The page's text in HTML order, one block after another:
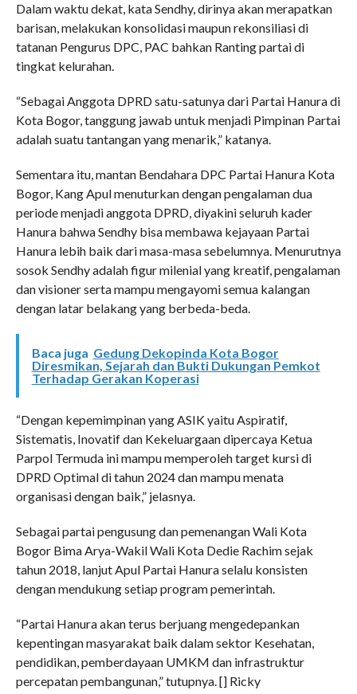
Dalam waktu dekat, kata Sendhy, dirinya akan merapatkan
barisan, melakukan konsolidasi maupun rekonsiliasi di
tatanan Pengurus DPC, PAC bahkan Ranting partai di
tingkat kelurahan.
“Sebagai Anggota DPRD satu-satunya dari Partai Hanura di
Kota Bogor, tanggung jawab untuk menjadi Pimpinan Partai
adalah suatu tantangan yang menarik,” katanya.
Sementara itu, mantan Bendahara DPC Partai Hanura Kota
Bogor, Kang Apul menuturkan dengan pengalaman dua
periode menjadi anggota DPRD, diyakini seluruh kader
Hanura bahwa Sendhy bisa membawa kejayaan Partai
Hanura lebih baik dari masa-masa sebelumnya. Menurutnya
sosok Sendhy adalah figur milenial yang kreatif, pengalaman
dan visioner serta mampu mengayomi semua kalangan
dengan latar belakang yang berbeda-beda.
Baca juga Gedung Dekopinda Kota Bogor
Diresmikan, Sejarah dan Bukti Dukungan Pemkot
Terhadap Gerakan Koperasi
“Dengan kepemimpinan yang ASIK yaitu Aspiratif,
Sistematis, Inovatif dan Kekeluargaan dipercaya Ketua
Parpol Termuda ini mampu memperoleh target kursi di
DPRD Optimal di tahun 2024 dan mampu menata
organisasi dengan baik,” jelasnya.
Sebagai partai pengusung dan pemenangan Wali Kota
Bogor Bima Arya-Wakil Wali Kota Dedie Rachim sejak
tahun 2018, lanjut Apul Partai Hanura selalu konsisten
dengan mendukung setiap program pemerintah.
“Partai Hanura akan terus berjuang mengedepankan
kepentingan masyarakat baik dalam sektor Kesehatan,
pendidikan, pemberdayaan UMKM dan infrastruktur
percepatan pembangunan,” tutupnya. [] Ricky